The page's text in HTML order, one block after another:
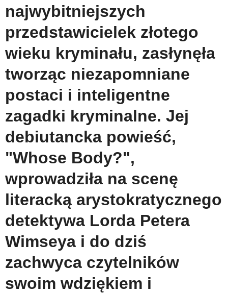
najwybitniejszych
przedstawicielek złotego
wieku kryminału, zasłynęła
tworząc niezapomniane
postaci i inteligentne
zagadki kryminalne. Jej
debiutancka powieść,
"Whose Body?",
wprowadziła na scenę
literacką arystokratycznego
detektywa Lorda Petera
Wimseya i do dziś
zachwyca czytelników
swoim wdziękiem i